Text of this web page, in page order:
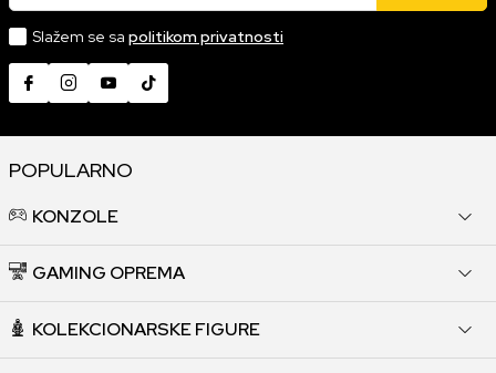
Slažem se sa politikom privatnosti
POPULARNO
KONZOLE
GAMING OPREMA
KOLEKCIONARSKE FIGURE